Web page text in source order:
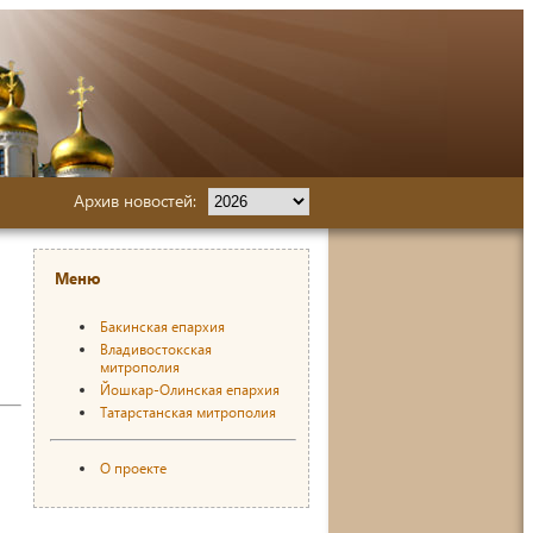
Архив новостей:
Меню
Бакинская епархия
Владивостокская
митрополия
Йошкар-Олинская епархия
Татарстанская митрополия
О проекте